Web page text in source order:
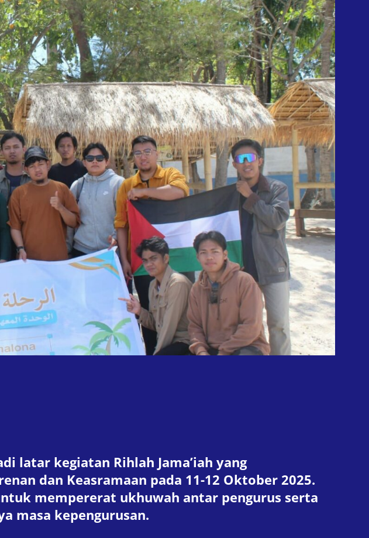
latar kegiatan Rihlah Jama’iah yang
dan Keasramaan pada 11-12 Oktober 2025.
mempererat ukhuwah antar pengurus serta
masa kepengurusan.